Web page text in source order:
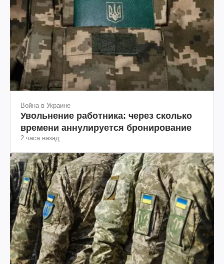
Война в Украине
Увольнение работника: через сколько
времени аннулируется бронирование
2 часа назад